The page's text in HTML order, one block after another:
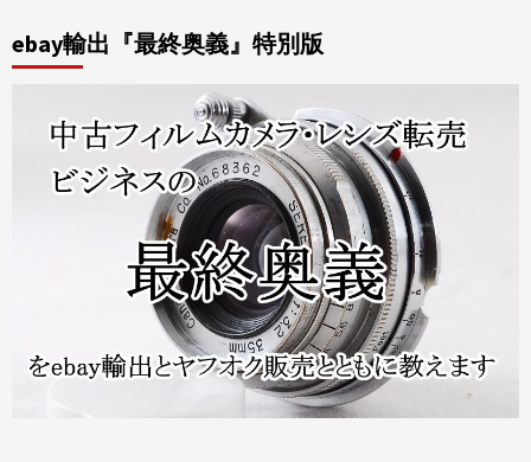
ebay輸出『最終奥義』特別版